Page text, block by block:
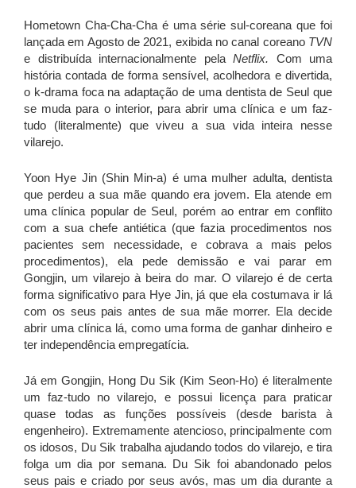
Hometown Cha-Cha-Cha é uma série sul-coreana que foi
lançada em Agosto de 2021, exibida no canal coreano TVN
e distribuída internacionalmente pela Netflix. Com uma
história contada de forma sensível, acolhedora e divertida,
o k-drama foca na adaptação de uma dentista de Seul que
se muda para o interior, para abrir uma clínica e um faz-
tudo (literalmente) que viveu a sua vida inteira nesse
vilarejo.
Yoon Hye Jin (Shin Min-a) é uma mulher adulta, dentista
que perdeu a sua mãe quando era jovem. Ela atende em
uma clínica popular de Seul, porém ao entrar em conflito
com a sua chefe antiética (que fazia procedimentos nos
pacientes sem necessidade, e cobrava a mais pelos
procedimentos), ela pede demissão e vai parar em
Gongjin, um vilarejo à beira do mar. O vilarejo é de certa
forma significativo para Hye Jin, já que ela costumava ir lá
com os seus pais antes de sua mãe morrer. Ela decide
abrir uma clínica lá, como uma forma de ganhar dinheiro e
ter independência empregatícia.
Já em Gongjin, Hong Du Sik (Kim Seon-Ho) é literalmente
um faz-tudo no vilarejo, e possui licença para praticar
quase todas as funções possíveis (desde barista à
engenheiro). Extremamente atencioso, principalmente com
os idosos, Du Sik trabalha ajudando todos do vilarejo, e tira
folga um dia por semana. Du Sik foi abandonado pelos
seus pais e criado por seus avós, mas um dia durante a